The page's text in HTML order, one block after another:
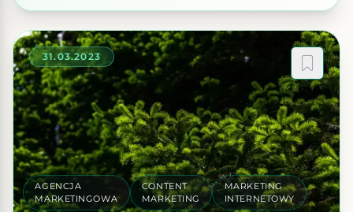
firmowe mogą być również wykorzystane do […]
31.03.2023
AGENCJA
MARKETINGOWA
CONTENT
MARKETING
MARKETING
INTERNETOWY